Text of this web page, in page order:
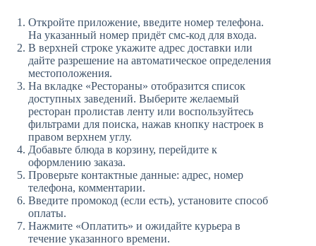
Откройте приложение, введите номер телефона.
На указанный номер придёт смс-код для входа.
В верхней строке укажите адрес доставки или
дайте разрешение на автоматическое определения
местоположения.
На вкладке «Рестораны» отобразится список
доступных заведений. Выберите желаемый
ресторан пролистав ленту или воспользуйтесь
фильтрами для поиска, нажав кнопку настроек в
правом верхнем углу.
Добавьте блюда в корзину, перейдите к
оформлению заказа.
Проверьте контактные данные: адрес, номер
телефона, комментарии.
Введите промокод (если есть), установите способ
оплаты.
Нажмите «Оплатить» и ожидайте курьера в
течение указанного времени.